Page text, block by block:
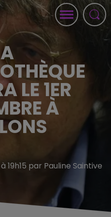
LE 1ER
À
19h15 par Pauline Saintive